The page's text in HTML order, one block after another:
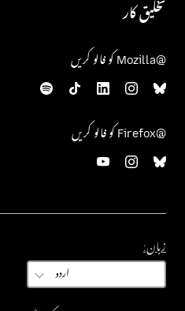
تخلیق کار
@Mozilla کو فالو کریں
@Firefox کو فالو کریں
زبان: